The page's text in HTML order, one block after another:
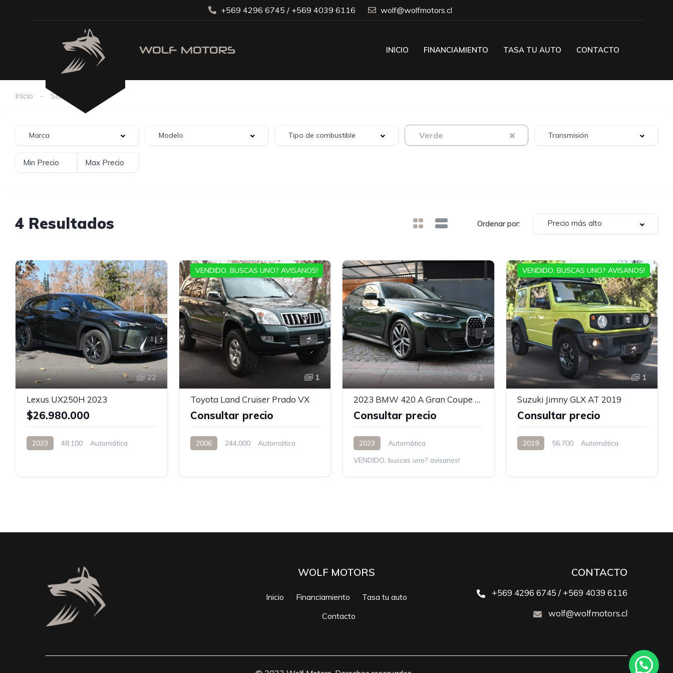
+569 4296 6745 / +569 4039 6116 wolf@wolfmotors.cl
INICIO FINANCIAMIENTO TASA TU AUTO CONTACTO
Inicio Stock
Verde
4 Resultados Ordenar por: Precio más alto
22
Lexus UX250H 2023
$26.980.000
2023 48.100 Automática
1
Toyota Land Cruiser Prado VX
Consultar precio
2006 244.000 Automática
VENDIDO, BUSCAS UNO? AVISANOS!
1
2023 BMW 420 A Gran Coupe Dynamic
Consultar precio
2023
Automática
VENDIDO, buscas uno? avisanos!
1
Suzuki Jimny GLX AT 2019
Consultar precio
2019 56.700 Automática
VENDIDO, BUSCAS UNO? AVISANOS!
WOLF MOTORS
Inicio Financiamiento
Tasa tu auto
Contacto
CONTACTO
+569 4296 6745 / +569 4039 6116
wolf@wolfmotors.cl